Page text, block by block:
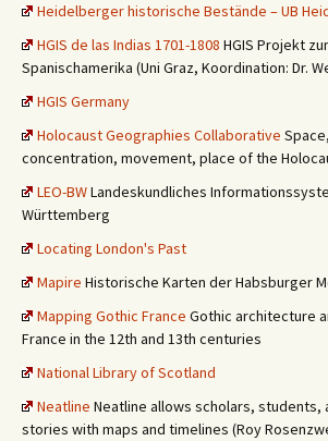
Heidelberger historische Bestände – UB
HGIS de las Indias 1701-1808 HGIS Projekt
Spanischamerika (Uni Graz, Koordination: Dr.
HGIS Germany
Holocaust Geographies Collaborative
concentration, movement, place of the
LEO-BWLandeskundliches
Württemberg
Locating London's Past
Mapire Historische Karten der Habsburger
Mapping Gothic France Gothic architecture
France in the 12th and 13th centuries
National Library of Scotland
Neatline Neatline allows scholars,
stories with maps and timelines (Roy